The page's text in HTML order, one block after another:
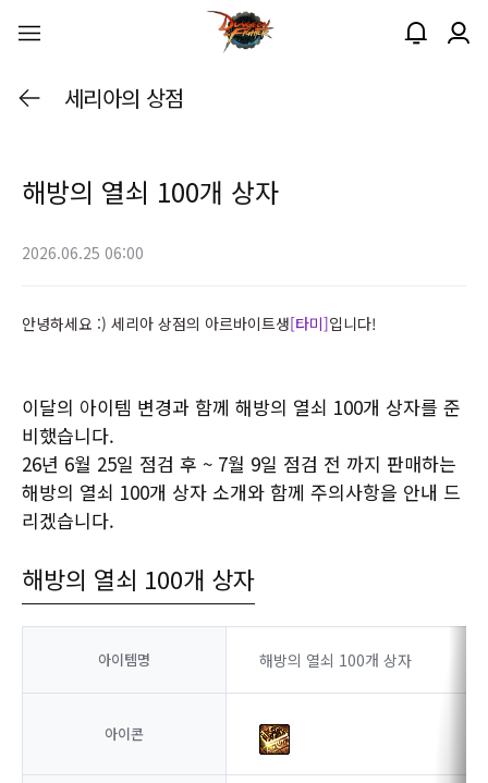
세리아의 상점
해방의 열쇠 100개 상자
2026.06.25 06:00
안녕하세요 :) 세리아 상점의 아르바이트생[타미]입니다!
이달의 아이템 변경과 함께 해방의 열쇠 100개 상자를 준
비했습니다.
26년 6월 25일 점검 후 ~ 7월 9일 점검 전 까지 판매하는
해방의 열쇠 100개 상자 소개와 함께 주의사항을 안내 드
리겠습니다.
해방의 열쇠 100개 상자
아이템명 해방의 열쇠 100개 상자
아이콘